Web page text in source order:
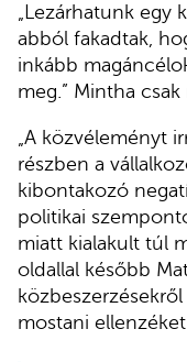
„Lezárhatunk egy
abból fakadtak,
inkább
meg.” Mintha
„A közvéleményt
részben a
kibontakozó
politikai
miatt kialakult túl
oldallal később
mostani